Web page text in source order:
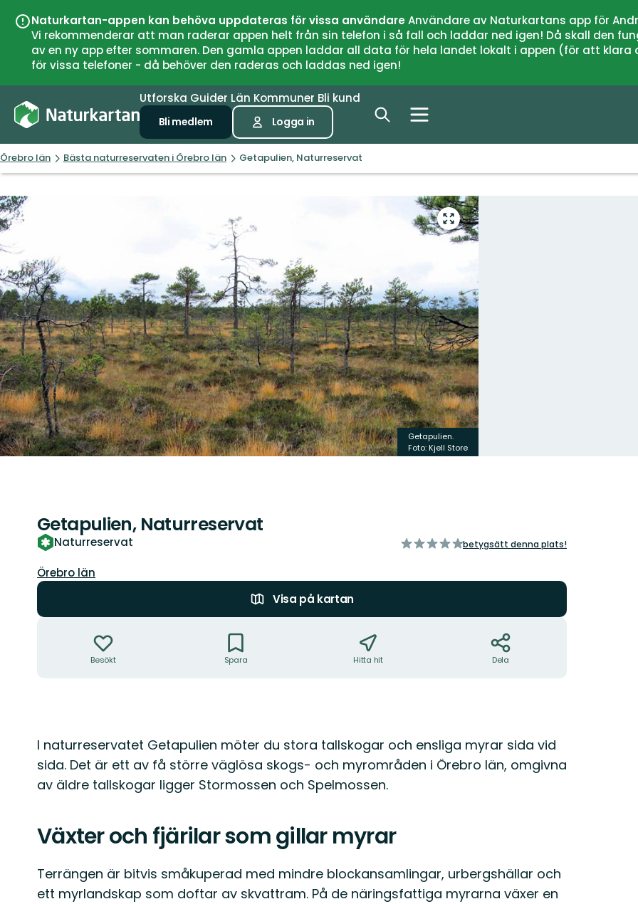
Naturkartan-appen kan behöva uppdateras för vissa användareAnvändare av Naturkartans app för
Vi rekommenderar att man raderar appen helt från sin telefon i så fall och laddar ned igen! Då skall den
av en ny app efter sommaren. Den gamla appen laddar all data för hela landet lokalt i appen (för att
för vissa telefoner - då behöver den raderas och laddas ned igen!
Utforska Guider Län Kommuner Bli kund
Bli medlem Logga in
Örebro län Bästa naturreservaten i Örebro län Getapulien, Naturreservat
Gå
till
Getapulien.
Foto: Kjell Store
Getapulien, Naturreservat
Naturreservat
av
betygsätt denna plats!
Län:
Örebro län
Visa på kartan
Besökt Spara Hitta hit Dela
Beskrivning
I naturreservatet Getapulien möter du stora tallskogar och ensliga myrar sida vid
sida. Det är ett av få större väglösa skogs- och myrområden i Örebro län, omgivna
av äldre tallskogar ligger Stormossen och Spelmossen.
Växter och fjärilar som gillar myrar
Terrängen är bitvis småkuperad med mindre blockansamlingar, urbergshällar och
ett myrlandskap som doftar av skvattram. På de näringsfattiga myrarna växer en